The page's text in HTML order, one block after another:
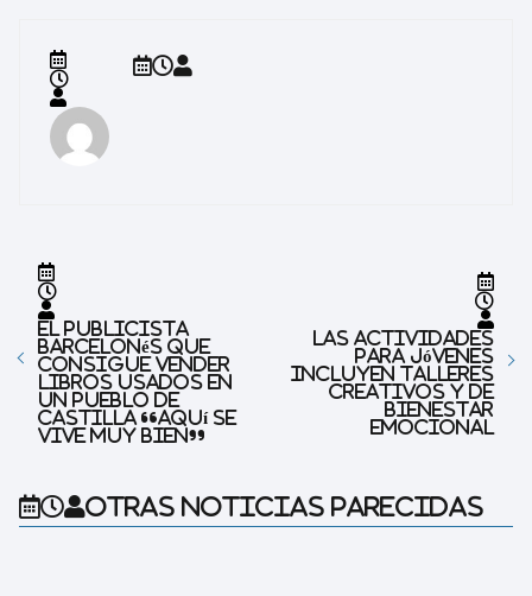
El publicista
barcelonés que
consigue vender
libros usados ​​en
un pueblo de
Castilla “Aquí se
vive muy bien”
Las actividades
para jóvenes
incluyen talleres
creativos y de
bienestar
emocional
Otras noticias parecidas